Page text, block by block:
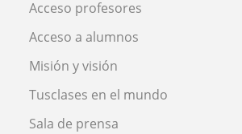
Acceso profesores
Acceso a alumnos
Misión y visión
Tusclases en el mundo
Sala de prensa